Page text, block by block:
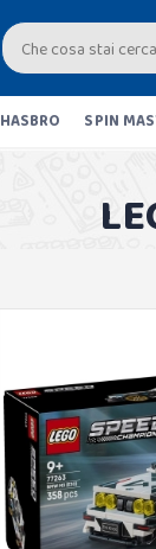
HASBRO SPIN